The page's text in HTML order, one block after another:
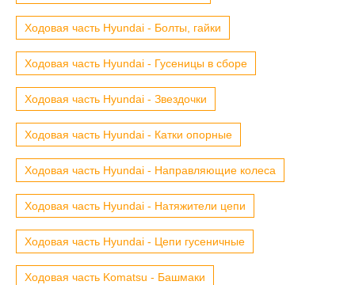
Ходовая часть Hyundai - Болты, гайки
Ходовая часть Hyundai - Гусеницы в сборе
Ходовая часть Hyundai - Звездочки
Ходовая часть Hyundai - Катки опорные
Ходовая часть Hyundai - Направляющие колеса
Ходовая часть Hyundai - Натяжители цепи
Ходовая часть Hyundai - Цепи гусеничные
Ходовая часть Komatsu - Башмаки